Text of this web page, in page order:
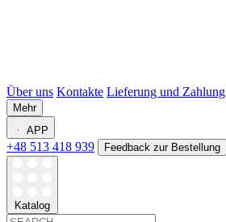
Über uns Kontakte Lieferung und Zahlung
Mehr
APP
+48 513 418 939 Feedback zur Bestellung
Katalog